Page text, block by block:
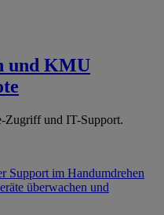
und KMU
Zugriff und IT-Support.
Support im Handumdrehen
überwachen und